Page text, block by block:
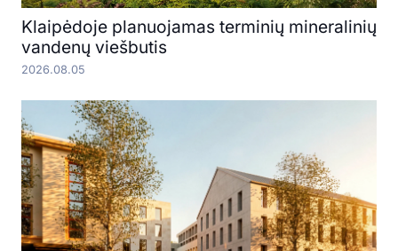
Klaipėdoje planuojamas terminių mineralinių
vandenų viešbutis
2026.08.05